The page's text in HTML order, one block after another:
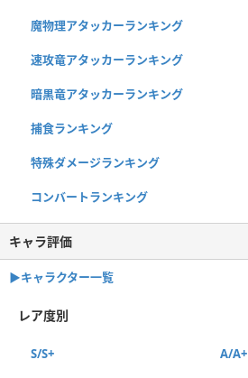
魔物理アタッカーランキング
速攻竜アタッカーランキング
暗黒竜アタッカーランキング
捕食ランキング
特殊ダメージランキング
コンバートランキング
キャラ評価
▶︎キャラクター一覧
レア度別
S/S+ A/A+